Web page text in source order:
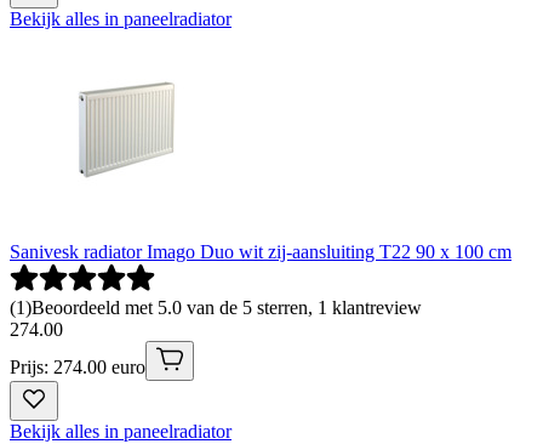
Bekijk alles in paneelradiator
Sanivesk radiator Imago Duo wit zij-aansluiting T22 90 x 100 cm
(1)Beoordeeld met 5.0 van de 5 sterren, 1 klantreview
274.00
Prijs: 274.00 euro
Bekijk alles in paneelradiator